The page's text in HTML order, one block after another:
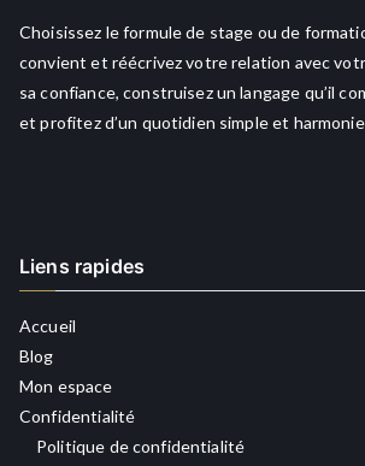
Choisissez le formule de stage ou de
convient et réécrivez votre relation avec
sa confiance, construisez un langage qu’il
et profitez d’un quotidien simple et
Liens rapides
Accueil
Blog
Mon espace
Confidentialité
Politique de confidentialité